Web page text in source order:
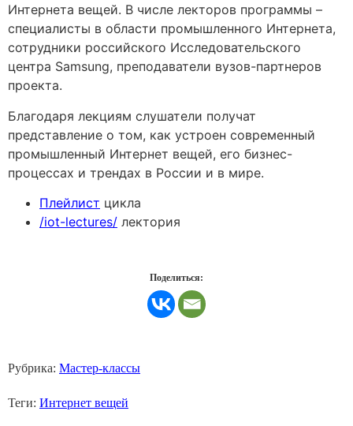
Интернета вещей. В числе лекторов программы –
специалисты в области промышленного Интернета,
сотрудники российского Исследовательского
центра Samsung, преподаватели вузов-партнеров
проекта.
Благодаря лекциям слушатели получат
представление о том, как устроен современный
промышленный Интернет вещей, его бизнес-
процессах и трендах в России и в мире.
Плейлист цикла
/iot-lectures/ лектория
Поделиться:
Рубрика: Мастер-классы
Теги: Интернет вещей